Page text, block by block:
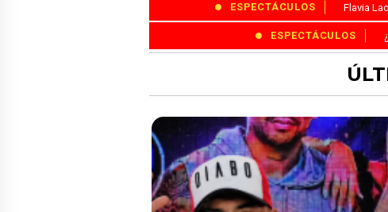
ESPECTÁCULOS Flavia
ESPECTÁCULOS